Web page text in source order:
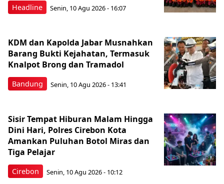
Headline Senin, 10 Agu 2026 - 16:07
Bandung
KDM dan Kapolda Jabar Musnahkan
Barang Bukti Kejahatan, Termasuk
Knalpot Brong dan Tramadol
Senin, 10 Agu 2026 - 13:41
Cirebon
Sisir Tempat Hiburan Malam Hingga
Dini Hari, Polres Cirebon Kota
Amankan Puluhan Botol Miras dan
Tiga Pelajar
Senin, 10 Agu 2026 - 10:12